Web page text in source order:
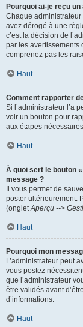
Pourquoi ai-je reçu
Chaque
avez dérogé à une
c’est la décision de
par les avertissements
comprenez pas les
Haut
Comment rapporter
Si l’administrateur l’a
voir un bouton pour
aux étapes
Haut
À quoi sert le bouton
message ?
Il vous permet de
poster ultérieurement.
(ongletAperçu -->
Haut
Pourquoi mon
L’administrateur peut
vous postez
que l’administrateur
être validés avant
d’informations.
Haut